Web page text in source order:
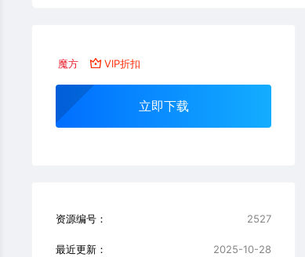
魔方 VIP折扣
立即下载
资源编号： 2527
最近更新： 2025-10-28